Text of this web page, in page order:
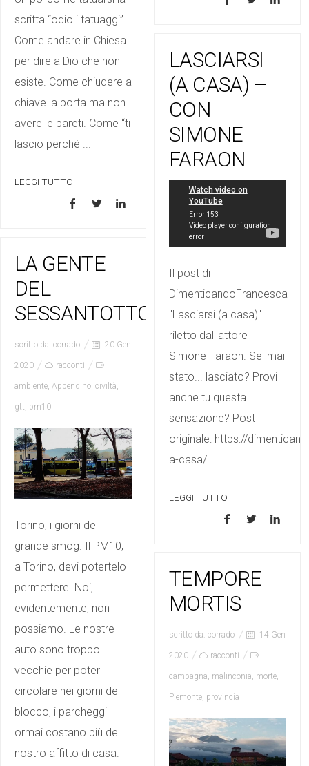
scritta “odio i tatuaggi”.
Come andare in Chiesa
per dire a Dio che non
esiste. Come chiudere a
chiave la porta ma non
avere le pareti. Come “ti
lascio perché ...
LEGGI TUTTO
LASCIARSI
(A CASA) –
CON
SIMONE
FARAON
Il post di
DimenticandoFrancesca
"Lasciarsi (a casa)"
riletto dall'attore
Simone Faraon. Sei mai
stato... lasciato? Provi
anche tu questa
sensazione? Post
originale: https://
a-casa/
LEGGI TUTTO
LA GENTE
DEL
SESSANTOTTO
scritto da: corrado 20 Gen
2020 racconti
ambiente, Appendino, civiltà,
gtt, pm10
Torino, i giorni del
grande smog. Il PM10,
a Torino, devi potertelo
permettere. Noi,
evidentemente, non
possiamo. Le nostre
auto sono troppo
vecchie per poter
circolare nei giorni del
blocco, i parcheggi
ormai costano più del
nostro affitto di casa.
TEMPORE
MORTIS
scritto da: corrado 14 Gen
2020 racconti
campagna, malinconia, morte,
Piemonte, provincia